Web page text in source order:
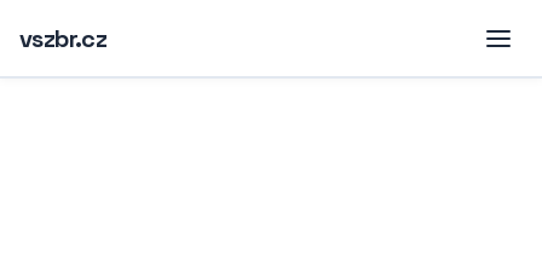
vszbr.cz